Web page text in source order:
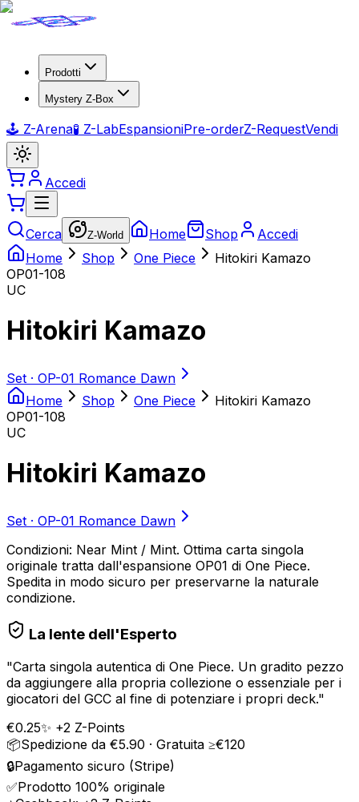
Prodotti
Mystery Z-Box
🕹️ Z-Arena🧪 Z-LabEspansioniPre-orderZ-RequestVendi
Accedi
Cerca Z-World Home Shop
Accedi
Home
Shop One Piece
Hitokiri Kamazo
OP01-108
UC
Hitokiri Kamazo
Set · OP-01 Romance Dawn
Home
Shop One Piece
Hitokiri Kamazo
OP01-108
UC
Hitokiri Kamazo
Set · OP-01 Romance Dawn
Condizioni: Near Mint / Mint. Ottima carta singola
originale tratta dall'espansione OP01 di One Piece.
Spedita in modo sicuro per preservarne la naturale
condizione.
La lente dell'Esperto
"Carta singola autentica di One Piece. Un gradito pezzo
da aggiungere alla propria collezione o essenziale per i
giocatori del GCC al fine di potenziare i propri deck."
€0.25✨ +2 Z-Points
📦Spedizione da €5.90 · Gratuita ≥€120
🔒Pagamento sicuro (Stripe)
✅Prodotto 100% originale